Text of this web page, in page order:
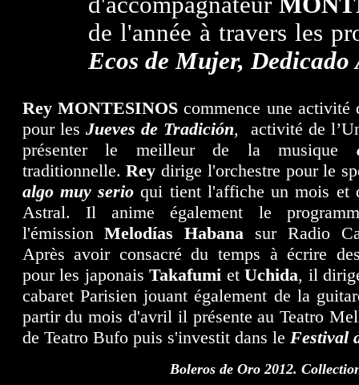
de l'année à travers les
Ecos de Mujer, Dedicado
Rey MONTESINOScommence une activité
pour les Jueves de Tradición, activité de
présenter le meilleur de la musique
traditionnelle.Rey dirige l'orchestre pour le
algo muy serio qui tient l'affiche un mois et
Astral. Il anime également le
l'émissionMelodías Habana sur Radio
Après avoir consacré du temps à écrire
pour les japonaisTakafumi etUchida, il
cabaret Parisien jouant également de la
partir du mois d'avril il présente au Teatro
de Teatro Bufo puis s'investit dans le Festival
Boleros de Oro 2012.